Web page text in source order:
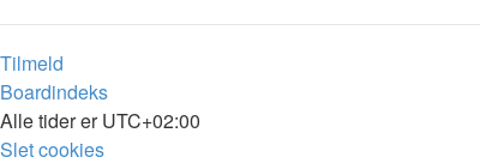
Tilmeld
Boardindeks
Alle tider erUTC+02:00
Slet cookies